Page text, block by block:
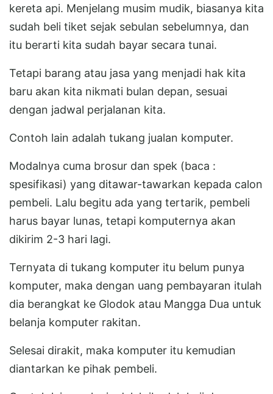
kereta api. Menjelang musim mudik, biasanya kita
sudah beli tiket sejak sebulan sebelumnya, dan
itu berarti kita sudah bayar secara tunai.
Tetapi barang atau jasa yang menjadi hak kita
baru akan kita nikmati bulan depan, sesuai
dengan jadwal perjalanan kita.
Contoh lain adalah tukang jualan komputer.
Modalnya cuma brosur dan spek (baca :
spesifikasi) yang ditawar-tawarkan kepada calon
pembeli. Lalu begitu ada yang tertarik, pembeli
harus bayar lunas, tetapi komputernya akan
dikirim 2-3 hari lagi.
Ternyata di tukang komputer itu belum punya
komputer, maka dengan uang pembayaran itulah
dia berangkat ke Glodok atau Mangga Dua untuk
belanja komputer rakitan.
Selesai dirakit, maka komputer itu kemudian
diantarkan ke pihak pembeli.